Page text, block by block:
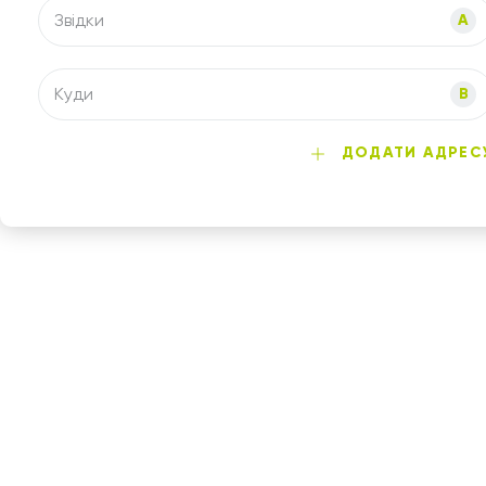
Звідки A
Куди B
ДОДАТИ